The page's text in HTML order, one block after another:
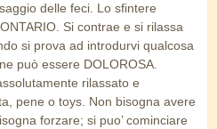
delle feci. Lo sfintere
Si contrae e si rilassa
si prova ad introdurvi qualcosa
può essere DOLOROSA.
rilassato e
pene o toys. Non bisogna avere
forzare; si puo’ cominciare